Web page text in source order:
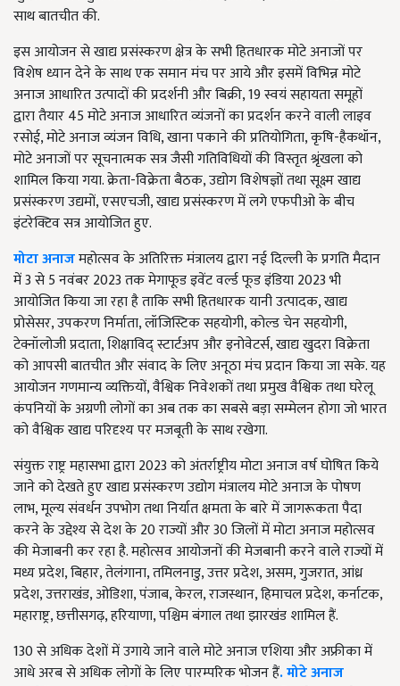
साथ बातचीत की.
इस आयोजन से खाद्य प्रसंस्करण क्षेत्र के सभी हितधारक मोटे अनाजों पर
विशेष ध्यान देने के साथ एक समान मंच पर आये और इसमें विभिन्न मोटे
अनाज आधारित उत्पादों की प्रदर्शनी और बिक्री, 19 स्वयं सहायता समूहों
द्वारा तैयार 45 मोटे अनाज आधारित व्यंजनों का प्रदर्शन करने वाली लाइव
रसोई, मोटे अनाज व्यंजन विधि, खाना पकाने की प्रतियोगिता, कृषि-हैकथॉन,
मोटे अनाजों पर सूचनात्मक सत्र जैसी गतिविधियों की विस्तृत श्रृंखला को
शामिल किया गया. क्रेता-विक्रेता बैठक, उद्योग विशेषज्ञों तथा सूक्ष्म खाद्य
प्रसंस्करण उद्यमों, एसएचजी, खाद्य प्रसंस्करण में लगे एफपीओ के बीच
इंटरेक्टिव सत्र आयोजित हुए.
मोटा अनाजमहोत्सव के अतिरिक्त मंत्रालय द्वारा नई दिल्ली के प्रगति मैदान
में 3 से 5 नवंबर 2023 तक मेगाफूड इवेंट वर्ल्ड फूड इंडिया 2023 भी
आयोजित किया जा रहा है ताकि सभी हितधारक यानी उत्पादक, खाद्य
प्रोसेसर, उपकरण निर्माता, लॉजिस्टिक सहयोगी, कोल्ड चेन सहयोगी,
टेक्नॉलोजी प्रदाता, शिक्षाविद् स्टार्टअप और इनोवेटर्स, खाद्य खुदरा विक्रेता
को आपसी बातचीत और संवाद के लिए अनूठा मंच प्रदान किया जा सके. यह
आयोजन गणमान्य व्यक्तियों, वैश्विक निवेशकों तथा प्रमुख वैश्विक तथा घरेलू
कंपनियों के अग्रणी लोगों का अब तक का सबसे बड़ा सम्मेलन होगा जो भारत
को वैश्विक खाद्य परिदृश्य पर मजबूती के साथ रखेगा.
संयुक्त राष्ट्र महासभा द्वारा 2023 को अंतर्राष्ट्रीय मोटा अनाज वर्ष घोषित किये
जाने को देखते हुए खाद्य प्रसंस्करण उद्योग मंत्रालय मोटे अनाज के पोषण
लाभ, मूल्य संवर्धन उपभोग तथा निर्यात क्षमता के बारे में जागरूकता पैदा
करने के उद्देश्य से देश के 20 राज्यों और 30 जिलों में मोटा अनाज महोत्सव
की मेजाबनी कर रहा है. महोत्सव आयोजनों की मेजबानी करने वाले राज्यों में
मध्य प्रदेश, बिहार, तेलंगाना, तमिलनाडु, उत्तर प्रदेश, असम, गुजरात, आंध्र
प्रदेश, उत्तराखंड, ओडिशा, पंजाब, केरल, राजस्थान, हिमाचल प्रदेश, कर्नाटक,
महाराष्ट्र, छत्तीसगढ़, हरियाणा, पश्चिम बंगाल तथा झारखंड शामिल हैं.
130 से अधिक देशों में उगाये जाने वाले मोटे अनाज एशिया और अफ्रीका में
आधे अरब से अधिक लोगों के लिए पारम्परिक भोजन हैं. मोटे अनाज